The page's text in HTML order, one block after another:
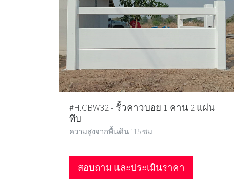
#H.CBW32 - รั้วคาวบอย 1 คาน 2 แผ่น
ทึบ
ความสูงจากพื้นดิน 115 ซม
สอบถาม และประเมินราคา